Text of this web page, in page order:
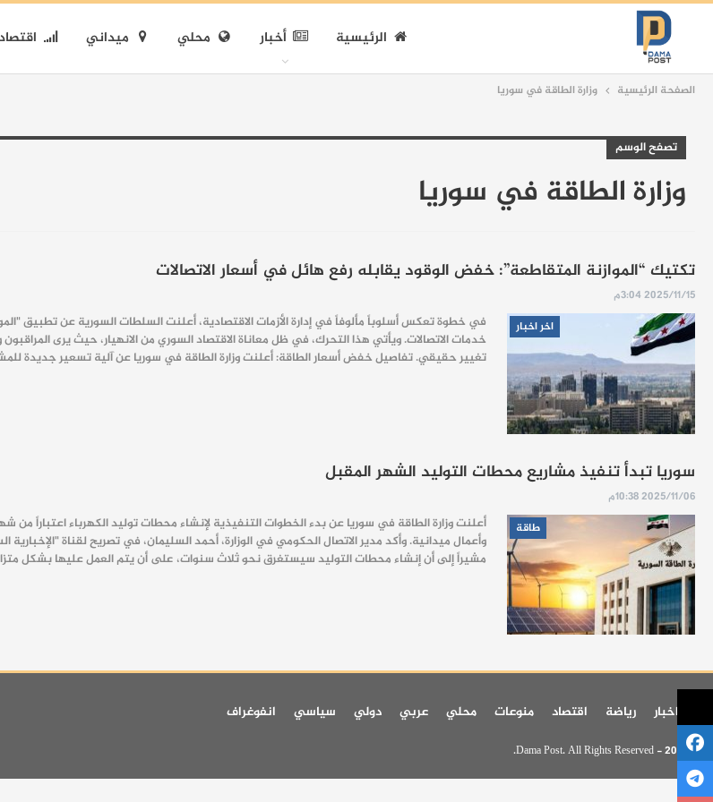
الرئيسية أخبار محلي ميداني
الصفحة الرئيسية وزارة الطاقة في سوريا
تصفح الوسم
وزارة الطاقة في سوريا
تكتيك “الموازنة المتقاطعة”: خفض الوقود يقابله رفع هائل في أسعار الاتصالات
2025/11/15 3:04م
اخر اخبار
في خطوة تعكس أسلوباً مألوفاً في إدارة الأزمات الاقتصادية، أعلنت السلطات السورية عن تطبيق
خدمات الاتصالات. ويأتي هذا التحرك، في ظل معاناة الاقتصاد السوري من الانهيار، حيث يرى
تغيير حقيقي. تفاصيل خفض أسعار الطاقة: أعلنت وزارة الطاقة في سوريا عن آلية تسعير جديدة للمشتقات النفطية بدأت في 12 تشرين
سوريا تبدأ تنفيذ مشاريع محطات التوليد الشهر المقبل
2025/11/06 10:38م
طاقة
أعلنت وزارة الطاقة في سوريا عن بدء الخطوات التنفيذية لإنشاء محطات توليد الكهرباء اعتباراً
مشيراً إلى أن إنشاء محطات التوليد سيستغرق نحو ثلاث سنوات، على أن يتم العمل عليها
اخر اخبار رياضة اقتصاد منوعات محلي عربي دولي سياسي انفوغراف
© 2026 - Dama Post. All Rights Reserved.